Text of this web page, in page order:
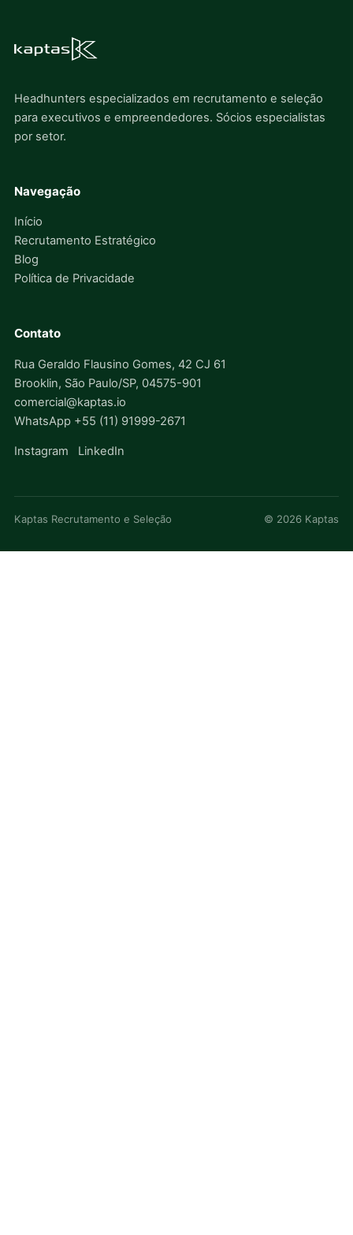
Headhunters especializados em recrutamento e seleção
para executivos e empreendedores. Sócios especialistas
por setor.
Navegação
Início
Recrutamento Estratégico
Blog
Política de Privacidade
Contato
Rua Geraldo Flausino Gomes, 42 CJ 61
Brooklin, São Paulo/SP, 04575-901
comercial@kaptas.io
WhatsApp +55 (11) 91999-2671
Instagram LinkedIn
Kaptas Recrutamento e Seleção © 2026 Kaptas